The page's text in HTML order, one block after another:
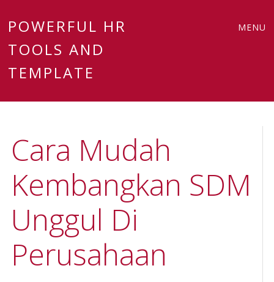
POWERFUL HR
TOOLS AND
TEMPLATE
MENU
Cara Mudah
Kembangkan SDM
Unggul Di
Perusahaan